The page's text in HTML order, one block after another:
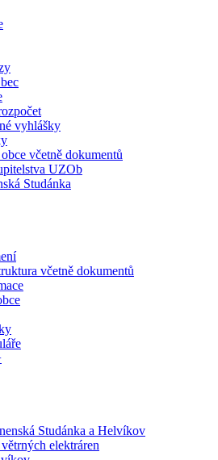
vyhlášky
včetně dokumentů
UZOb
Studánka
včetně dokumentů
Studánka a Helvíkov
elektráren